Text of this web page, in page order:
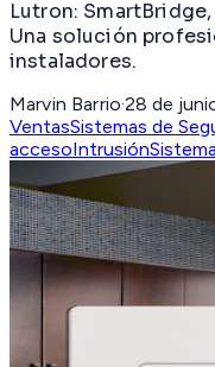
Lutron:
Una solución
instaladores.
Marvin Barrio·28 de
VentasSistemas de
accesoIntrusión